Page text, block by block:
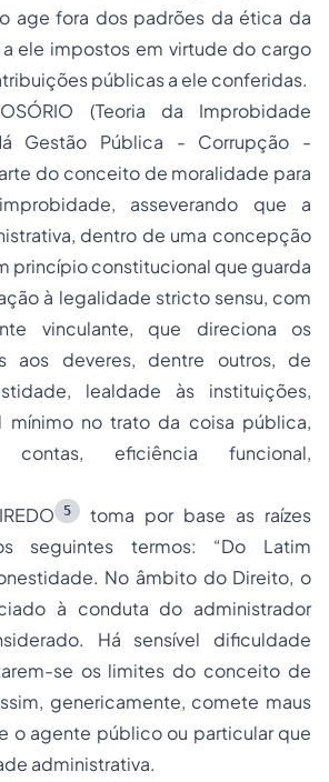
age fora dos padrões da ética da
ele impostos em virtude do cargo
públicas a ele conferidas.
(Teoria da Improbidade
Gestão Pública - Corrupção -
do conceito de moralidade para
asseverando que a
dentro de uma concepção
princípio constitucional que guarda
à legalidade stricto sensu, com
vinculante, que direciona os
aos deveres, dentre outros, de
lealdade às instituições,
mínimo no trato da coisa pública,
eficiência funcional,
5
toma por base as raízes
seguintes termos: “Do Latim
No âmbito do Direito, o
à conduta do administrador
Há sensível dificuldade
se os limites do conceito de
genericamente, comete maus
o agente público ou particular que
administrativa.